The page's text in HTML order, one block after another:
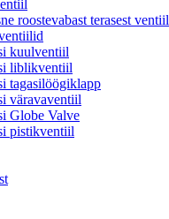
roostevabast terasest ventiil
kuulventiil
liblikventiil
tagasilöögiklapp
väravaventiil
Globe Valve
pistikventiil